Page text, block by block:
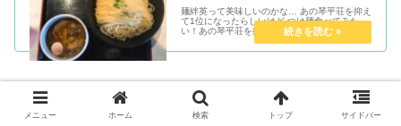
麺絆英って美味しいのかな… あの琴平荘を抑え
て1位になったらしいけど つけ麺食べてみた
い！あの琴平荘を抑えて山形ラーメン道GPで
第1位に輝いたお店で、一躍話題の...
世界1のクラゲ水族館と見せかけてアシカやアザラシも可
愛い加茂水族館↓
メニュー ホーム 検索 トップ サイドバー